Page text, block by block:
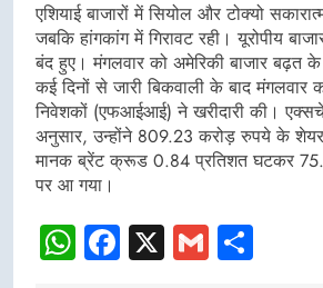
एशियाई बाजारों में सियोल और टोक्यो
जबकि हांगकांग में गिरावट रही। यूरोपीय
बंद हुए। मंगलवार को अमेरिकी बाजार बढ़त
कई दिनों से जारी बिकवाली के बाद मंगलवार
निवेशकों (एफआईआई) ने खरीदारी की।
अनुसार, उन्होंने 809.23 करोड़ रुपये के
मानक ब्रेंट क्रूड 0.84 प्रतिशत घटकर
पर आ गया।
WhatsApp
Facebook
X Gmail